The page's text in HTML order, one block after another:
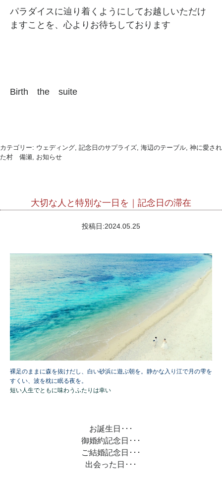
パラダイスに辿り着くようにしてお越しいただけ
ますことを、心よりお待ちしております
Birth the suite
カテゴリー: ウェディング, 記念日のサプライズ, 海辺のテーブル, 神に愛され
た村 備瀬, お知らせ
大切な人と特別な一日を｜記念日の滞在
投稿日:2024.05.25
裸足のままに森を抜けだし、白い砂浜に遊ぶ朝を。 静かな入り江で月の雫を
すくい、波を枕に眠る夜を。
短い人生でともに味わうふたりは幸い
お誕生日･･･
御婚約記念日･･･
ご結婚記念日･･･
出会った日･･･